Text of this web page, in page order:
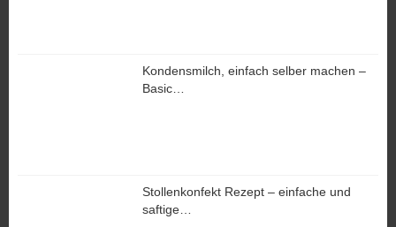
Kondensmilch, einfach selber machen –
Basic…
Stollenkonfekt Rezept – einfache und
saftige…